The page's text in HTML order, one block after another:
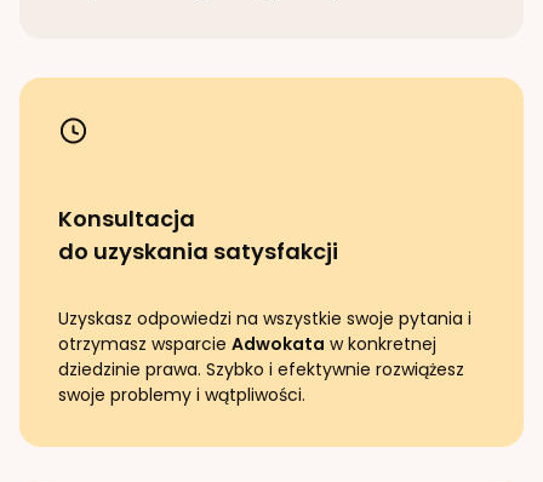
Konsultacja
do uzyskania satysfakcji
Uzyskasz odpowiedzi na wszystkie swoje pytania i
otrzymasz wsparcie Adwokata w konkretnej
dziedzinie prawa. Szybko i efektywnie rozwiążesz
swoje problemy i wątpliwości.